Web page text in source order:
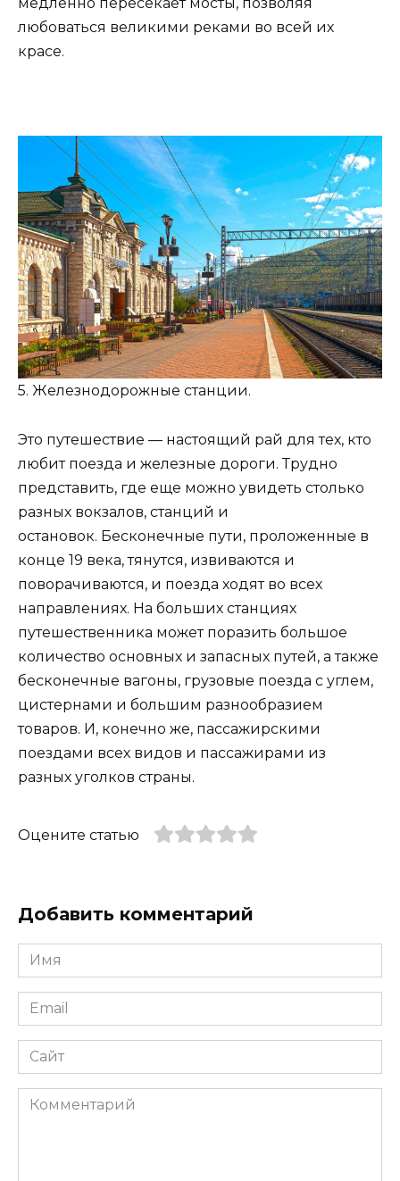
любоваться великими реками во всей их
красе.
5. Железнодорожные станции.
Это путешествие — настоящий рай для тех, кто
любит поезда и железные дороги. Трудно
представить, где еще можно увидеть столько
разных вокзалов, станций и
остановок. Бесконечные пути, проложенные в
конце 19 века, тянутся, извиваются и
поворачиваются, и поезда ходят во всех
направлениях. На больших станциях
путешественника может поразить большое
количество основных и запасных путей, а также
бесконечные вагоны, грузовые поезда с углем,
цистернами и большим разнообразием
товаров. И, конечно же, пассажирскими
поездами всех видов и пассажирами из
разных уголков страны.
Оцените статью
Добавить комментарий
Имя
*
Email
*
Сайт
Комментарий